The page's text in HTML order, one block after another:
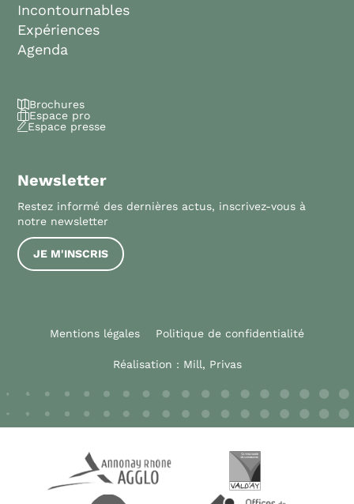
Incontournables
Expériences
Agenda
Brochures
Espace pro
Espace presse
Newsletter
Restez informé des dernières actus, inscrivez-vous à
notre newsletter
JE M'INSCRIS
Mentions légales Politique de confidentialité
Réalisation : Mill, Privas